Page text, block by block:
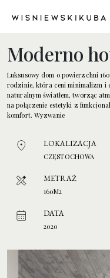
Main Navigation
Moderno
Luksusowy dom o powierzchni
rodzinie, która ceni minimalizm i
naturalnym światłem, tworząc
na połączenie estetyki z
komfort. Wyzwanie
LOKALIZACJA
CZĘSTOCHOWA
METRAŻ
160M2
DATA
2020